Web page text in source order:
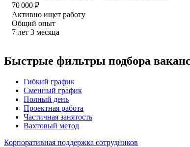
70 000 ₽
Активно ищет работу
Общий опыт
7 лет 3 месяца
Быстрые фильтры подбора
Гибкий график
Сменный график
Полный день
Проектная работа
Частичная занятость
Вахтовый метод
Корпоративная поддержка сотрудников